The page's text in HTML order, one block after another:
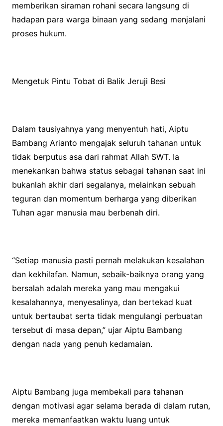
memberikan siraman rohani secara langsung di
hadapan para warga binaan yang sedang menjalani
proses hukum.
Mengetuk Pintu Tobat di Balik Jeruji Besi
Dalam tausiyahnya yang menyentuh hati, Aiptu
Bambang Arianto mengajak seluruh tahanan untuk
tidak berputus asa dari rahmat Allah SWT. Ia
menekankan bahwa status sebagai tahanan saat ini
bukanlah akhir dari segalanya, melainkan sebuah
teguran dan momentum berharga yang diberikan
Tuhan agar manusia mau berbenah diri.
“Setiap manusia pasti pernah melakukan kesalahan
dan kekhilafan. Namun, sebaik-baiknya orang yang
bersalah adalah mereka yang mau mengakui
kesalahannya, menyesalinya, dan bertekad kuat
untuk bertaubat serta tidak mengulangi perbuatan
tersebut di masa depan,” ujar Aiptu Bambang
dengan nada yang penuh kedamaian.
Aiptu Bambang juga membekali para tahanan
dengan motivasi agar selama berada di dalam rutan,
mereka memanfaatkan waktu luang untuk